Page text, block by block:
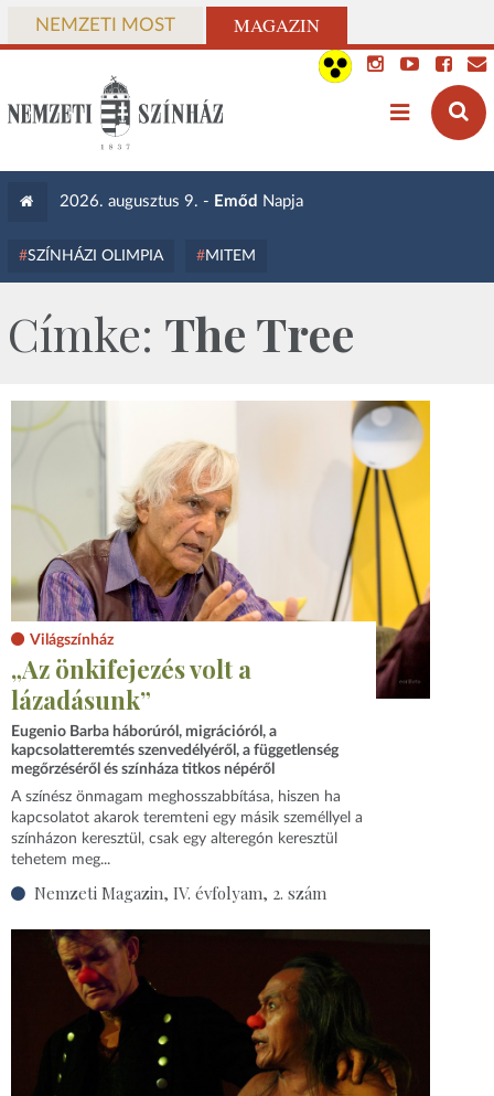
NEMZETI MOST MAGAZIN
2026. augusztus 9. - Emőd Napja
SZÍNHÁZI OLIMPIA MITEM
Címke: The Tree
Világszínház
„Az önkifejezés volt a
lázadásunk”
Eugenio Barba háborúról, migrációról, a
kapcsolatteremtés szenvedélyéről, a függetlenség
megőrzéséről és színháza titkos népéről
A színész önmagam meghosszabbítása, hiszen ha
kapcsolatot akarok teremteni egy másik személlyel a
színházon keresztül, csak egy alteregón keresztül
tehetem meg...
Nemzeti Magazin, IV. évfolyam, 2. szám